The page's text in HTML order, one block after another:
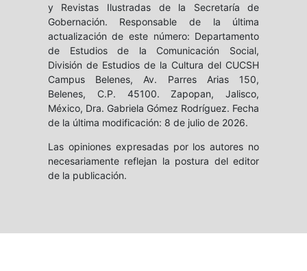
y Revistas Ilustradas de la Secretaría de
Gobernación. Responsable de la última
actualización de este número: Departamento
de Estudios de la Comunicación Social,
División de Estudios de la Cultura del CUCSH
Campus Belenes, Av. Parres Arias 150,
Belenes, C.P. 45100. Zapopan, Jalisco,
México, Dra. Gabriela Gómez Rodríguez. Fecha
de la última modificación: 8 de julio de 2026.
Las opiniones expresadas por los autores no
necesariamente reflejan la postura del editor
de la publicación.